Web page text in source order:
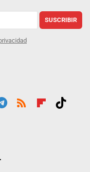
SUSCRIBIR